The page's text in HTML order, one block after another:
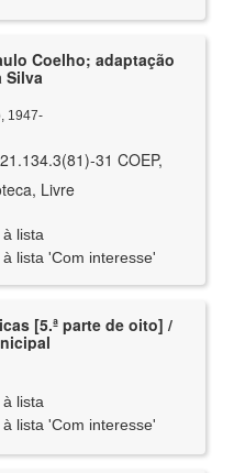
Coelho; adaptação
Silva
1947-
31 COEP,
Livre
lista
lista 'Com interesse'
[5.ª parte de oito] /
lista
lista 'Com interesse'